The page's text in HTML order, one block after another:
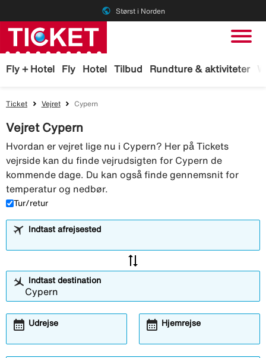
public Størst i Norden
Fly + Hotel Fly Hotel Tilbud Rundture & aktiviteter
Ticket Vejret Cypern
Vejret Cypern
Hvordan er vejret lige nu i Cypern? Her på Tickets
vejrside kan du finde vejrudsigten for Cypern de
kommende dage. Du kan også finde gennemsnit for
temperatur og nedbør.
Tur/retur
Indtast afrejsested
sync_alt
Indtast destination
Udrejse
calendar_month Hjemrejse
calendar_month